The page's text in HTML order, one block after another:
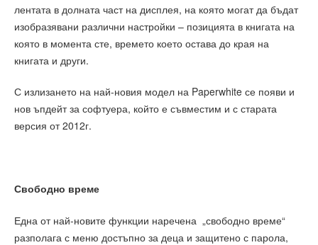
лентата в долната част на дисплея, на която могат да бъдат
изобразявани различни настройки – позицията в книгата на
която в момента сте, времето което остава до края на
книгата и други.
С излизането на най-новия модел на Paperwhite се появи и
нов ъпдейт за софтуера, който е съвместим и с старата
версия от 2012г.
Свободно време
Една от най-новите функции наречена „свободно време“
разполага с меню достъпно за деца и защитено с парола,